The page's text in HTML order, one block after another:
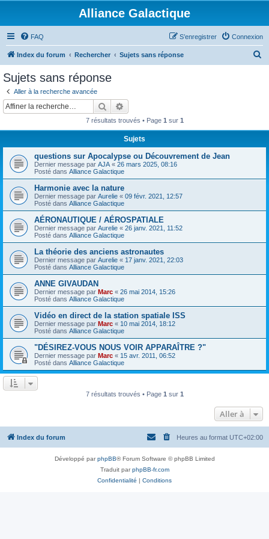
Alliance Galactique
FAQ Connexion
S’enregistrer
Index du forum Rechercher Sujets sans réponse
Sujets sans réponse
Aller à la recherche avancée
Rechercher
7 résultats trouvés • Page 1 sur 1
Sujets
questions sur Apocalypse ou Découvrement de Jean
Dernier message par AJA « 26 mars 2025, 08:16
Posté dans Alliance Galactique
Harmonie avec la nature
Dernier message par Aurelie « 09 févr. 2021, 12:57
Posté dans Alliance Galactique
AÉRONAUTIQUE / AÉROSPATIALE
Dernier message par Aurelie « 26 janv. 2021, 11:52
Posté dans Alliance Galactique
La théorie des anciens astronautes
Dernier message par Aurelie « 17 janv. 2021, 22:03
Posté dans Alliance Galactique
ANNE GIVAUDAN
Dernier message par Marc « 26 mai 2014, 15:26
Posté dans Alliance Galactique
Vidéo en direct de la station spatiale ISS
Dernier message par Marc « 10 mai 2014, 18:12
Posté dans Alliance Galactique
"DÉSIREZ-VOUS NOUS VOIR APPARAÎTRE ?"
Dernier message par Marc « 15 avr. 2011, 06:52
Posté dans Alliance Galactique
7 résultats trouvés • Page 1 sur 1
Aller à
Index du forum Heures au format UTC+02:00
Développé parphpBB® Forum Software © phpBB Limited
Traduit parphpBB-fr.com
Confidentialité | Conditions